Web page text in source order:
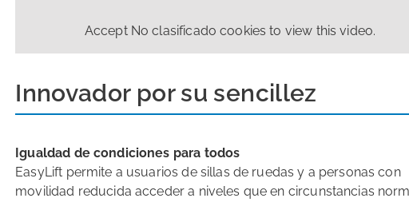
Accept No clasificado cookies to view this video.
Innovador por su sencillez
Igualdad de condiciones para todos
EasyLift permite a usuarios de sillas de ruedas y a personas con
movilidad reducida acceder a niveles que en circunstancias